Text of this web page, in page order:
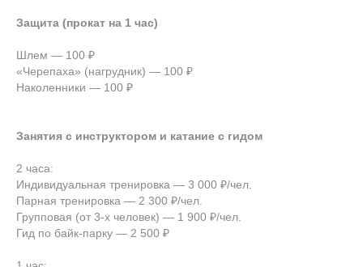
Защита (прокат на 1 час)
Шлем — 100 ₽
«Черепаха» (нагрудник) — 100 ₽
Наколенники — 100 ₽
Занятия с инструктором и катание с гидом
2 часа:
Индивидуальная тренировка — 3 000 ₽/чел.
Парная тренировка — 2 300 ₽/чел.
Групповая (от 3-х человек) — 1 900 ₽/чел.
Гид по байк-парку — 2 500 ₽